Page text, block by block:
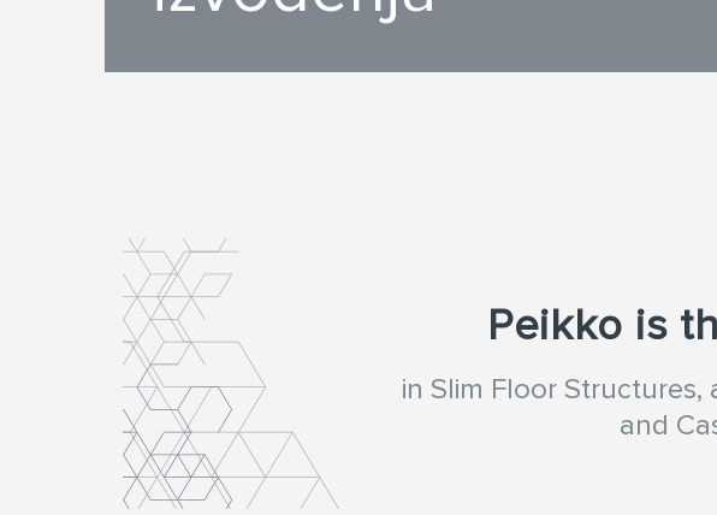
Peikko is
in Slim Floor
and